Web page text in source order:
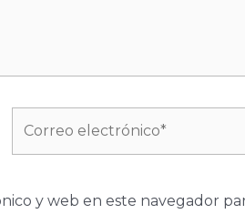
y web en este navegador